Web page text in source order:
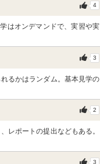
4
はオンデマンドで、実習や実
3
るかはランダム。基本見学の
2
レポートの提出などもある。
3